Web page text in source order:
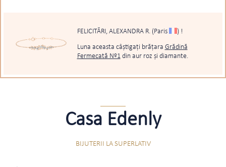
FELICITĂRI, ALEXANDRA R. (Paris )!
Luna aceasta câștigați brățara Grădină
Fermecată Nº1din aur roz și diamante.
Casa Edenly
BIJUTERII LA SUPERLATIV